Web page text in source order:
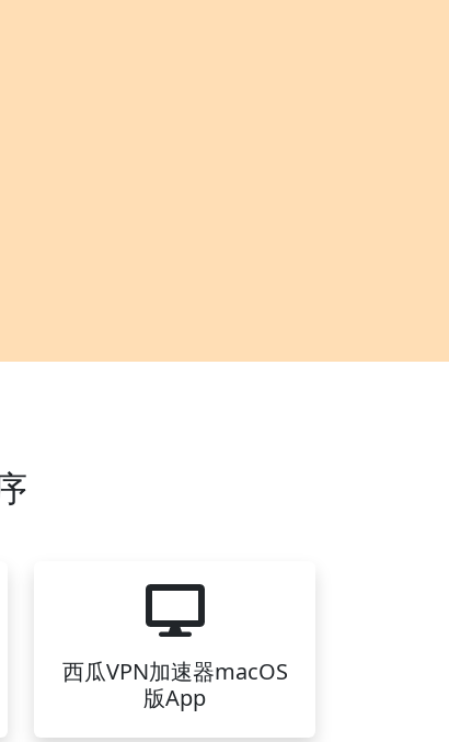
西瓜VPN加速器macOS
版App